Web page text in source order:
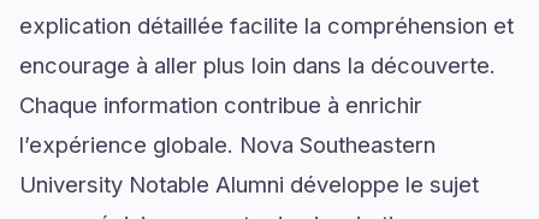
explication détaillée facilite la compréhension et
encourage à aller plus loin dans la découverte.
Chaque information contribue à enrichir
l’expérience globale. Nova Southeastern
University Notable Alumni développe le sujet